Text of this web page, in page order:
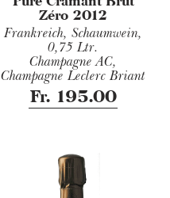
Zéro 2012
Frankreich, Schaumwein,
0,75 Ltr.
Champagne AC,
Champagne Leclerc Briant
Fr. 195.00